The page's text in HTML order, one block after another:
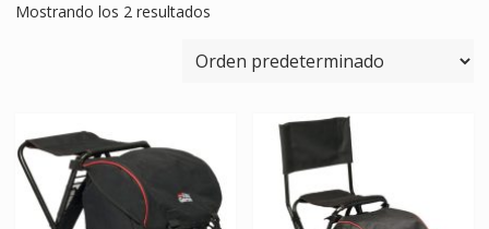
Mostrando los 2 resultados